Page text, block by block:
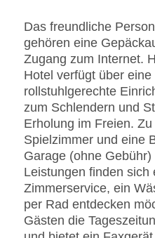
Das freundliche
gehören eine
Zugang zum Internet.
Hotel verfügt über
rollstuhlgerechte
zum Schlendern und
Erholung im Freien.
Spielzimmer und eine
Garage (ohne
Leistungen finden
Zimmerservice, ein
per Rad entdecken
Gästen die